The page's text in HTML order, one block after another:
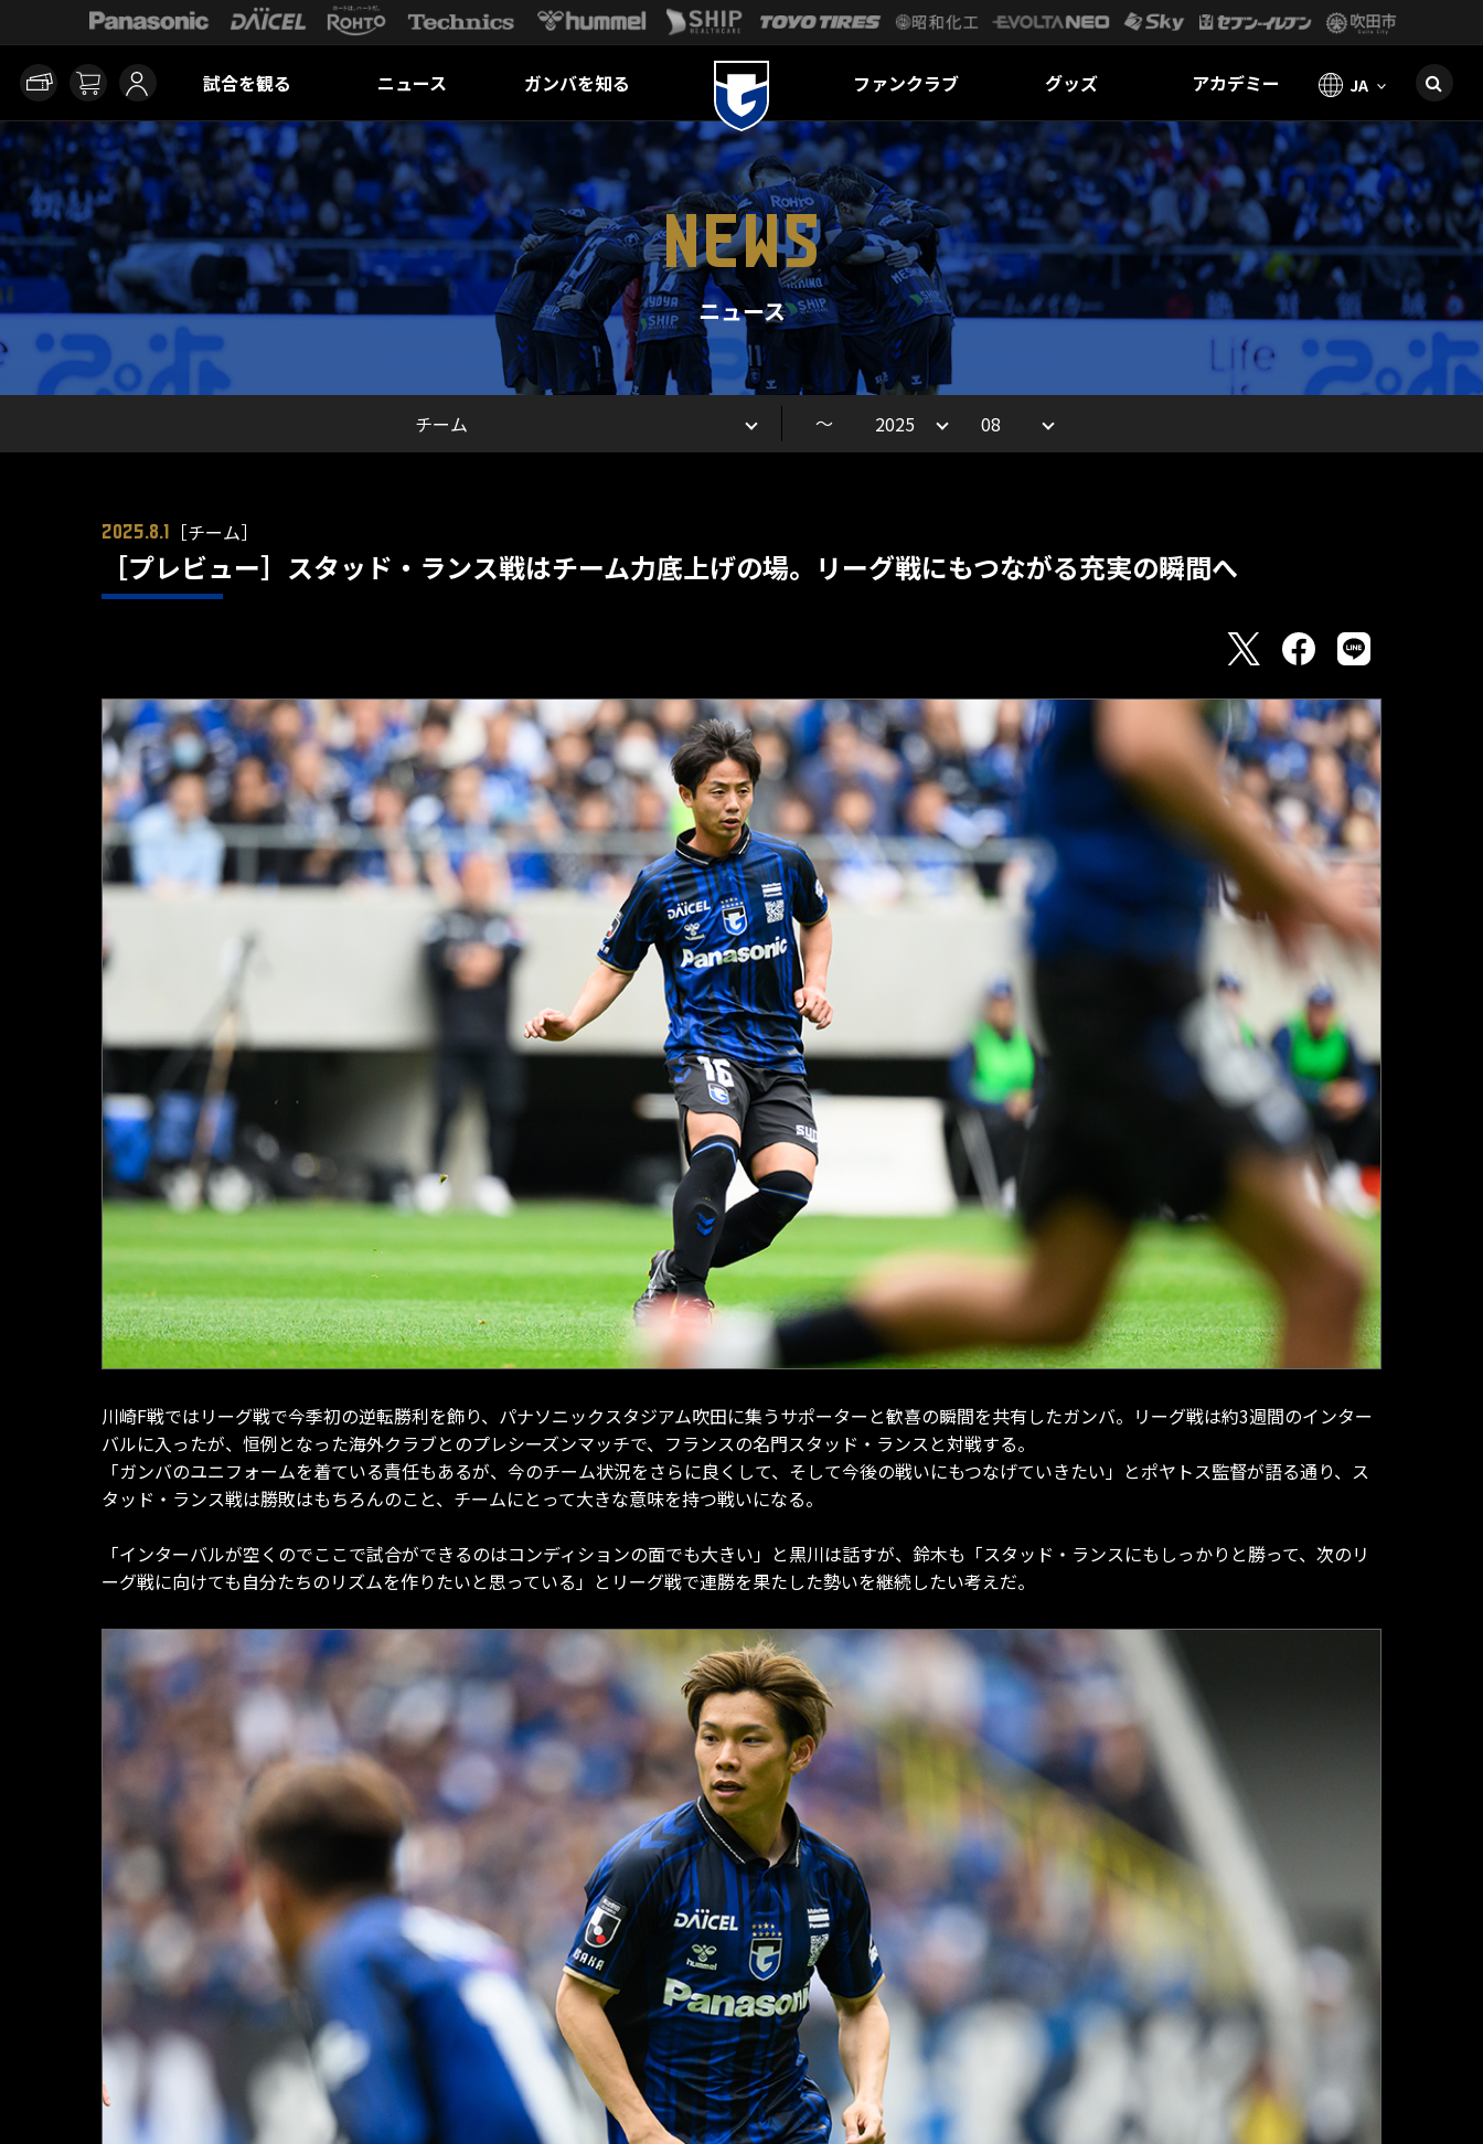
試合を観る ニュース ガンバを知る ファンクラブ グッズ アカデミー JA
NEWS
ニュース
～
2025.8.1 ［チーム］
［プレビュー］スタッド・ランス戦はチーム力底上げの場。リーグ戦にもつながる充実の瞬間へ
川崎F戦ではリーグ戦で今季初の逆転勝利を飾り、パナソニックスタジアム吹田に集うサポーターと歓喜の瞬間を共有したガンバ。リーグ戦は約3週間のインター
バルに入ったが、恒例となった海外クラブとのプレシーズンマッチで、フランスの名門スタッド・ランスと対戦する。
「ガンバのユニフォームを着ている責任もあるが、今のチーム状況をさらに良くして、そして今後の戦いにもつなげていきたい」とポヤトス監督が語る通り、ス
タッド・ランス戦は勝敗はもちろんのこと、チームにとって大きな意味を持つ戦いになる。
「インターバルが空くのでここで試合ができるのはコンディションの面でも大きい」と黒川は話すが、鈴木も「スタッド・ランスにもしっかりと勝って、次のリ
ーグ戦に向けても自分たちのリズムを作りたいと思っている」とリーグ戦で連勝を果たした勢いを継続したい考えだ。